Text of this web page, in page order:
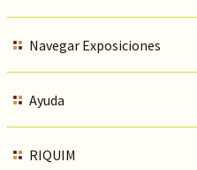
Navegar Exposiciones
Ayuda
RIQUIM